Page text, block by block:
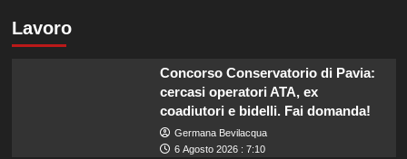
Lavoro
Concorso Conservatorio di Pavia:
cercasi operatori ATA, ex
coadiutori e bidelli. Fai domanda!
Germana Bevilacqua
6 Agosto 2026 : 7:10